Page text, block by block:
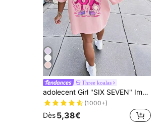
Three koalas
adolecent Girl "SIX SEVEN" Imprimé numérique rose T-shirt de dessin animé, convient pour le port quotidien, le style de rue, les événements, le Top d'été polyvalent et décontracté pour les filles
(1000+)
Dès5,38€